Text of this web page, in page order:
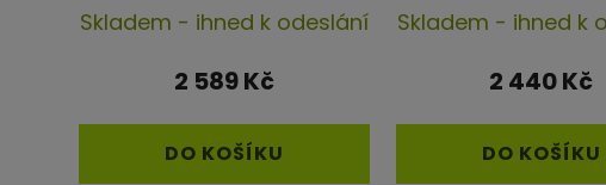
hodnocení
produktu
4,3
Skladem - ihned k odeslání
2 589 Kč
DO KOŠÍKU
Skladem - ihned k
2 440 Kč
DO KOŠÍKU